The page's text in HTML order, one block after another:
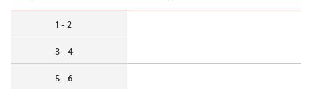
1 - 2
3 - 4
5 - 6